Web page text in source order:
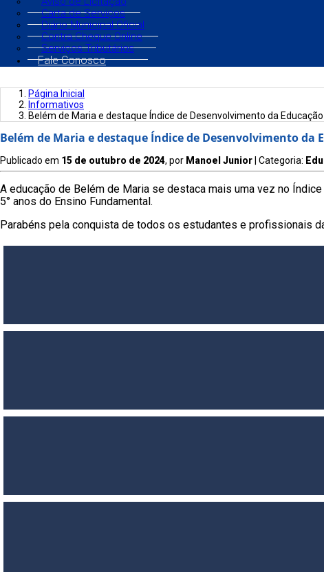
Carta de Serviços
Diário Municipal Oficial
Contra Cheque Online
Serviços Tributários
Fale Conosco
Página Inicial
Informativos
Belém de Maria e destaque Índice de Desenvolvimento da
Belém de Maria e destaque Índice de Desenvolvimento da
Publicado em 15 de outubro de 2024, por Manoel Junior | Categoria:
A educação de Belém de Maria se destaca mais uma vez no
5° anos do Ensino Fundamental.
Parabéns pela conquista de todos os estudantes e profissionais